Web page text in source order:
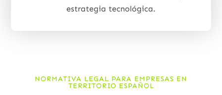
estrategia tecnológica.
NORMATIVA LEGAL PARA EMPRESAS EN
TERRITORIO ESPAÑOL